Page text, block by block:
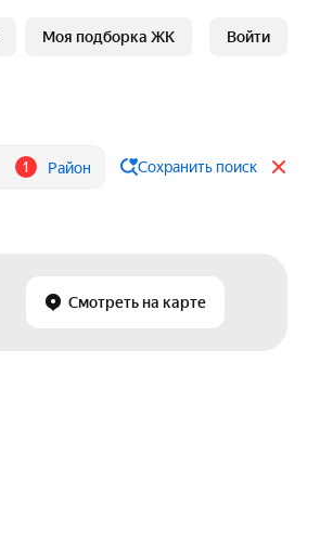
Моя подборка ЖК Войти
1 Район Сохранить поиск
Смотреть на карте